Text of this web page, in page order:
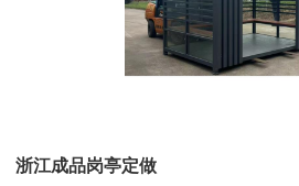
浙江成品岗亭定做